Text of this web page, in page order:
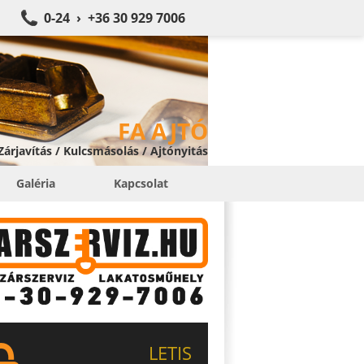
0-24 › +36 30 929 7006
FA AJTÓ
/ Kulcsmásolás / Ajtónyitás
Galéria Kapcsolat
LETIS